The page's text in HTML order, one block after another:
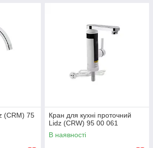
(CRM) 75
Кран для кухні проточний
Lidz (CRW) 95 00 061
В наявності